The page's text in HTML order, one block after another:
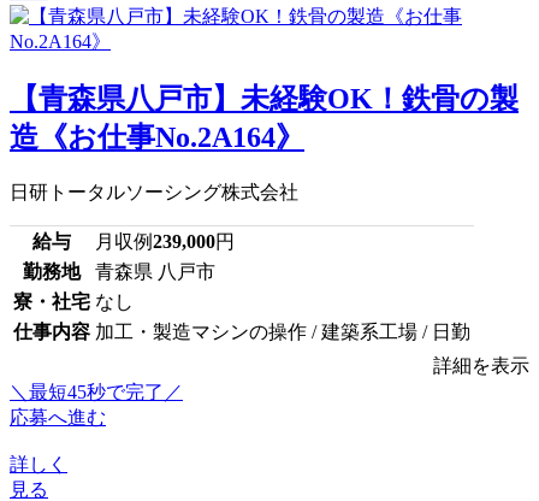
【青森県八戸市】未経験OK！鉄骨の製
造《お仕事No.2A164》
日研トータルソーシング株式会社
給与 月収例239,000円
勤務地
青森県 八戸市
寮・社宅 なし
仕事内容 加工・製造マシンの操作 / 建築系工場 / 日勤
詳細を表示
＼最短45秒で完了／
応募へ進む
詳しく
見る